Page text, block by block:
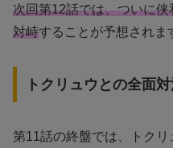
次回第12話では、ついに
対峙することが予想されま
トクリュウとの全面
第11話の終盤では、トク